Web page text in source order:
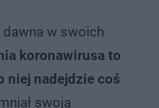
w swoich
koronawirusa to
niej nadejdzie coś
swoją